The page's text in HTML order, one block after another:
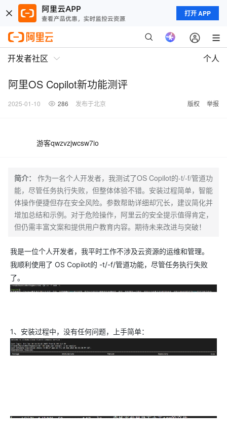
打开 APP
开发者社区 个人
阿里OS Copilot新功能测评
2025-01-10 286 发布于北京 版权 举报
游客qwzvzjwcsw7io
简介：
作为一名个人开发者，我测试了OS Copilot的-t/-f/管道功
能，尽管任务执行失败，但整体体验不错。安装过程简单，智能
体操作便捷但存在安全风险。参数帮助详细却冗长，建议简化并
增加总结和示例。对于危险操作，阿里云的安全提示值得肯定，
但仍需丰富文案和提供用户教育内容。期待未来改进与突破！
我是一位个人开发者，我平时工作不涉及云资源的运维和管理。
我顺利使用了 OS Copilot的 -t/-f/管道功能，尽管任务执行失败
了。
1、安装过程中，没有任何问题，上手简单：